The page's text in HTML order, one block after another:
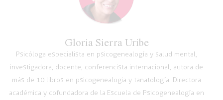
Gloria Sierra Uribe
Psicóloga especialista en psicogenealogía y salud mental,
investigadora, docente, conferencista internacional, autora de
más de 10 libros en psicogenealogia y tanatología. Directora
académica y cofundadora de la Escuela de Psicogenealogía en